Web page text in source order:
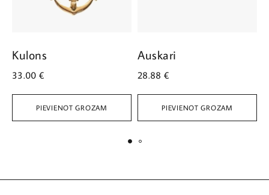
PIEVIENOT GROZAM
Kulons
33.00 €
PIEVIENOT GROZAM
Auskari
28.88 €